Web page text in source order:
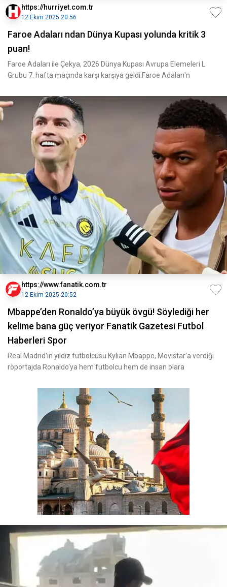
https://hurriyet.com.tr
12 Ekim 2025 20:56
Faroe Adaları ndan Dünya Kupası yolunda kritik 3
puan!
Faroe Adaları ile Çekya, 2026 Dünya Kupası Avrupa Elemeleri L
Grubu 7. hafta maçında karşı karşıya geldi.Faroe Adaları'n
https://www.fanatik.com.tr
12 Ekim 2025 20:52
Mbappe’den Ronaldo’ya büyük övgü! Söylediği her
kelime bana güç veriyor Fanatik Gazetesi Futbol
Haberleri Spor
Real Madrid'in yıldız futbolcusu Kylian Mbappe, Movistar'a verdiği
röportajda Ronaldo'ya hem futbolcu hem de insan olara